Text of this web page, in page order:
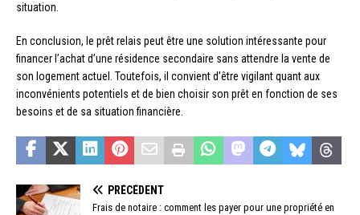
situation.
En conclusion, le prêt relais peut être une solution intéressante pour
financer l’achat d’une résidence secondaire sans attendre la vente de
son logement actuel. Toutefois, il convient d’être vigilant quant aux
inconvénients potentiels et de bien choisir son prêt en fonction de ses
besoins et de sa situation financière.
PRÉCÉDENT
Frais de notaire : comment les payer pour une propriété en